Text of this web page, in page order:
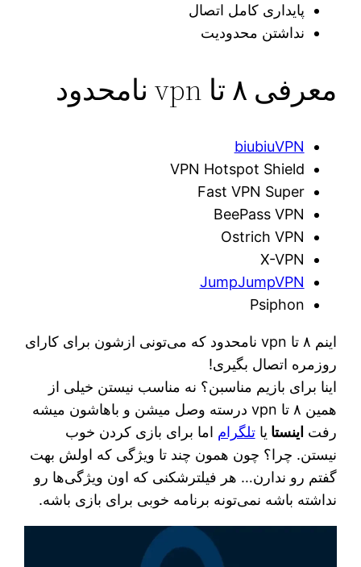
پایداری کامل اتصال
نداشتن محدودیت
معرفی ۸ تا ‌vpn نامحدود
biubiuVPN
VPN Hotspot Shield
Fast VPN Super
BeePass VPN
Ostrich VPN
X-VPN
JumpJumpVPN
Psiphon
اینم ۸ تا vpn نامحدود که می‌تونی ازشون برای کارای
روزمره اتصال بگیری!
اینا برای بازیم مناسبن؟ نه مناسب نیستن خیلی از
همین ۸ تا vpn درسته وصل میشن و باهاشون میشه
رفت اینستا یاتلگرام اما برای بازی کردن خوب
نیستن. چرا؟ چون همون چند تا ویژگی که اولش بهت
گفتم رو ندارن… هر فیلترشکنی که اون ویژگی‌ها رو
نداشته باشه نمی‌تونه برنامه خوبی برای بازی باشه.